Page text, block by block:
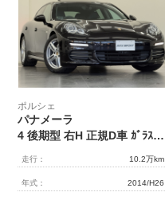
ポルシェ
パナメーラ
4 後期型 右H 正規D車 ｶﾞﾗｽSR 黒革 ｼｰﾄﾋｰﾀｰ 社外ﾓﾆﾀｰ ｻﾗｳﾝﾄﾞﾋﾞｭｰ＆PAS ｸﾙｺﾝ ﾊﾞｲｷｾﾉﾝHL(PDLS) ｿﾌﾄｸﾛｰｽﾞﾄﾞｱ 電動Rｹﾞｰﾄ 純正19ｲﾝﾁAW 禁煙
走行： 10.2万km
年式： 2014/H26